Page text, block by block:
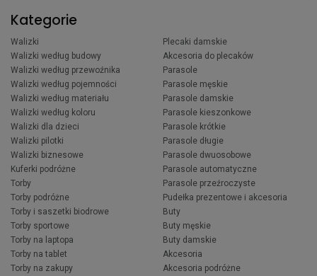
Kategorie
Walizki
Walizki według budowy
Walizki według przewoźnika
Walizki według pojemności
Walizki według materiału
Walizki według koloru
Walizki dla dzieci
Walizki pilotki
Walizki biznesowe
Kuferki podróżne
Torby
Torby podróżne
Torby i saszetki biodrowe
Torby sportowe
Torby na laptopa
Torby na tablet
Torby na zakupy
Plecaki damskie
Akcesoria do plecaków
Parasole
Parasole męskie
Parasole damskie
Parasole kieszonkowe
Parasole krótkie
Parasole długie
Parasole dwuosobowe
Parasole automatyczne
Parasole przeźroczyste
Pudełka prezentowe i akcesoria
Buty
Buty męskie
Buty damskie
Akcesoria
Akcesoria podróżne